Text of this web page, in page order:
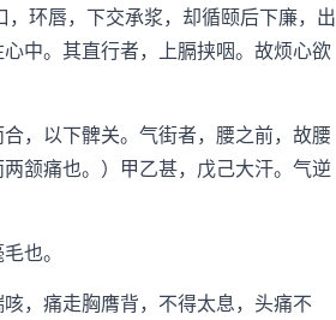
环唇，下交承浆，却循颐后下廉，出
中。其直行者，上膈挟咽。故烦心欲
，以下髀关。气街者，腰之前，故腰
颔痛也。）甲乙甚，戊己大汗。气逆
也。
，痛走胸膺背，不得太息，头痛不